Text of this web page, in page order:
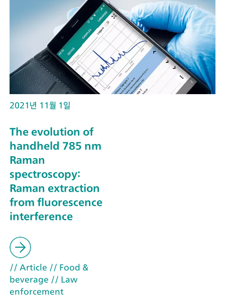
2021년 11월 1일
The evolution of
handheld 785 nm
Raman
spectroscopy:
Raman extraction
from fluorescence
interference
// Article // Food &
beverage // Law
enforcement